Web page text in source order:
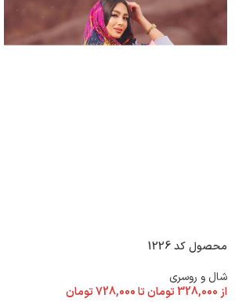
محصول کد 1226
شال و روسری
از328,000تومانتا728,000تومان